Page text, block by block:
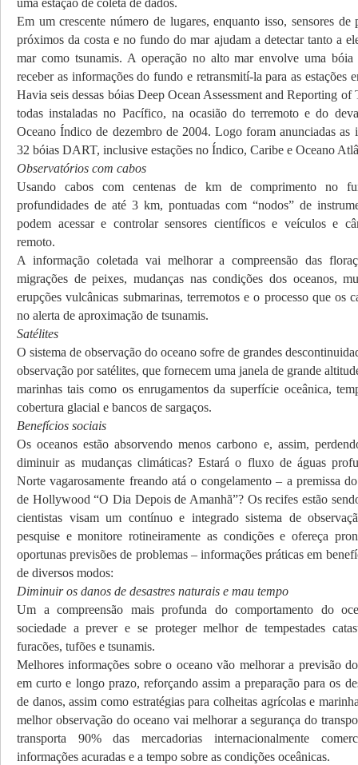
Em um crescente número de lugares, enquanto isso, sensores de
próximos da costa e no fundo do mar ajudam a detectar tanto a
mar como tsunamis. A operação no alto mar envolve uma bóia
receber as informações do fundo e retransmití-la para as estações
Havia seis dessas bóias Deep Ocean Assessment and Reporting
todas instaladas no Pacífico, na ocasião do terremoto e do
Oceano Índico de dezembro de 2004. Logo foram anunciadas as
32 bóias DART, inclusive estações no Índico, Caribe e Oceano
Observatórios com cabos
Usando cabos com centenas de km de comprimento no
profundidades de até 3 km, pontuadas com “nodos” de
podem acessar e controlar sensores científicos e veículos e
remoto.
A informação coletada vai melhorar a compreensão das
migrações de peixes, mudanças nas condições dos oceanos,
erupções vulcânicas submarinas, terremotos e o processo que os
no alerta de aproximação de tsunamis.
Satélites
O sistema de observação do oceano sofre de grandes
observação por satélites, que fornecem uma janela de grande
marinhas tais como os enrugamentos da superfície oceânica,
cobertura glacial e bancos de sargaços.
Benefícios sociais
Os oceanos estão absorvendo menos carbono e, assim,
diminuir as mudanças climáticas? Estará o fluxo de águas
Norte vagarosamente freando atá o congelamento – a premissa
de Hollywood “O Dia Depois de Amanhã”? Os recifes estão
cientistas visam um contínuo e integrado sistema de
pesquise e monitore rotineiramente as condições e ofereça
oportunas previsões de problemas – informações práticas em
de diversos modos:
Diminuir os danos de desastres naturais e mau tempo
Um a compreensão mais profunda do comportamento do
sociedade a prever e se proteger melhor de tempestades
furacões, tufões e tsunamis.
Melhores informações sobre o oceano vão melhorar a previsão
em curto e longo prazo, reforçando assim a preparação para os
de danos, assim como estratégias para colheitas agrícolas e
melhor observação do oceano vai melhorar a segurança do
transporta 90% das mercadorias internacionalmente
informações acuradas e a tempo sobre as condições oceânicas.